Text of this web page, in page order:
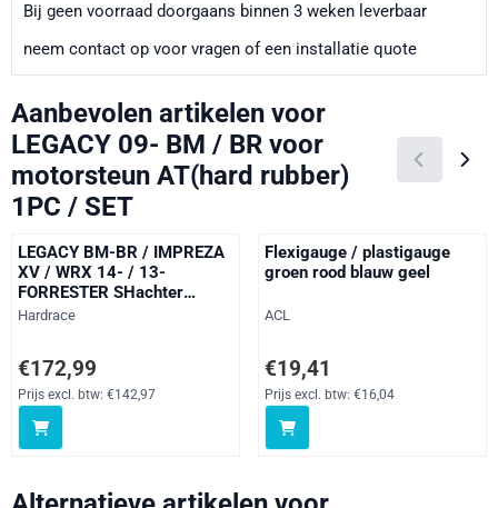
Bij geen voorraad doorgaans binnen 3 weken leverbaar
neem contact op voor vragen of een installatie quote
Aanbevolen artikelen voor
LEGACY 09- BM / BR voor
motorsteun AT(hard rubber)
1PC / SET
LEGACY BM-BR / IMPREZA
XV / WRX 14- / 13-
FORRESTER SHachter
Tranmission MOUNT 1PCS /
Merk:
Hardrace
Prijs: 172,99, exclusief btw: 142,97
€172,99
Prijs excl. btw: €142,97
Flexigauge / plastigauge
groen rood blauw geel
Merk:
ACL
Prijs: 19,41, exclusief btw: 16,04
€19,41
Prijs excl. btw: €16,04